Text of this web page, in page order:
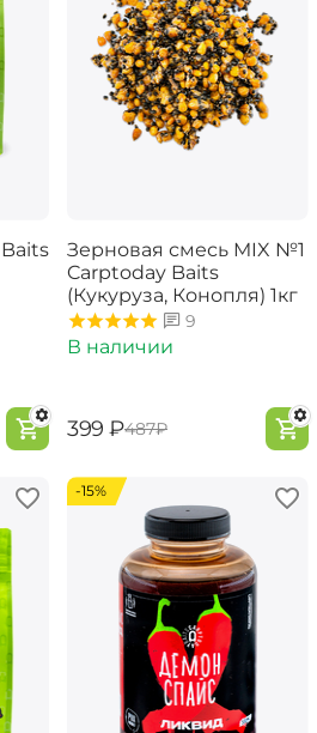
Зерновая смесь MIX №1
Carptoday Baits
(Кукуруза, Конопля) 1кг
9
В наличии
‍399‍ ₽‍487‍₽
-15%